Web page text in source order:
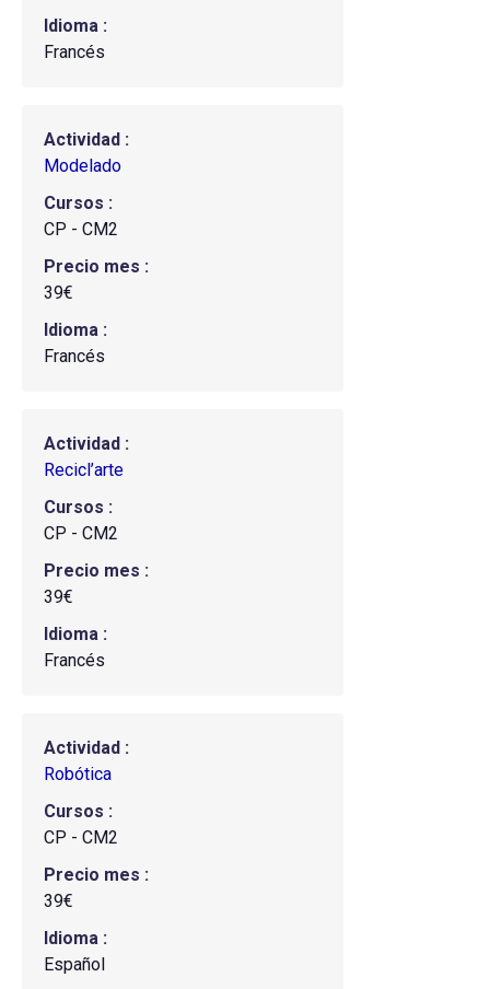
Idioma
Francés
Actividad
Modelado
Cursos
CP - CM2
Precio mes
39€
Idioma
Francés
Actividad
Recicl’arte
Cursos
CP - CM2
Precio mes
39€
Idioma
Francés
Actividad
Robótica
Cursos
CP - CM2
Precio mes
39€
Idioma
Español